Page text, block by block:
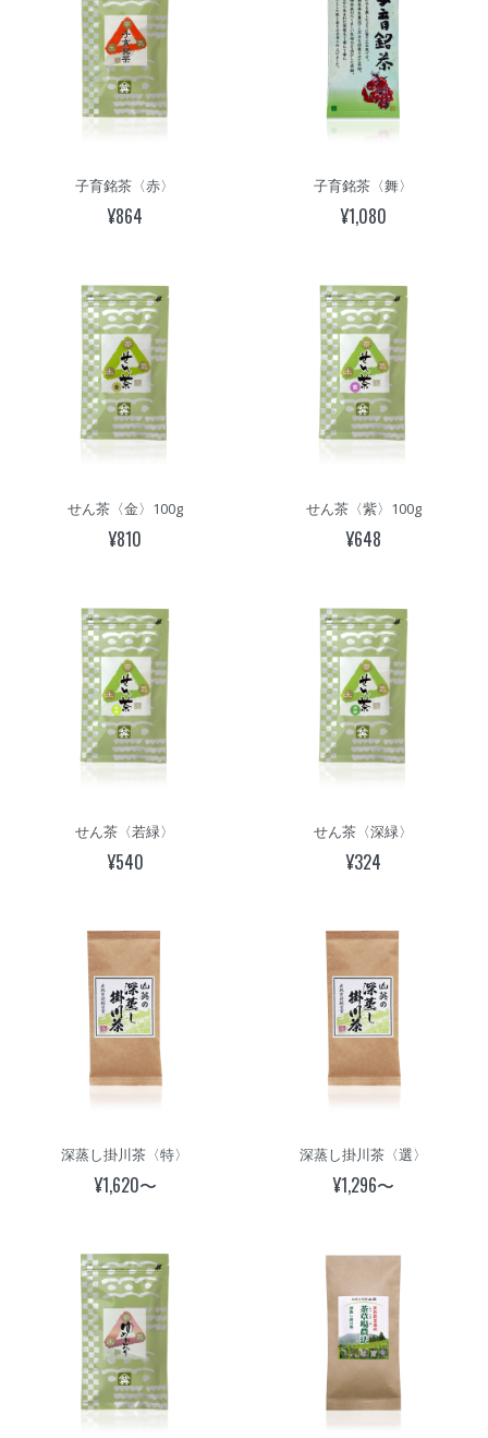
子育銘茶〈赤〉
¥864
子育銘茶〈舞〉
¥1,080
せん茶〈金〉100g
¥810
せん茶〈紫〉100g
¥648
せん茶〈若緑〉
¥540
せん茶〈深緑〉
¥324
深蒸し掛川茶〈特〉
¥1,620〜
深蒸し掛川茶〈選〉
¥1,296〜